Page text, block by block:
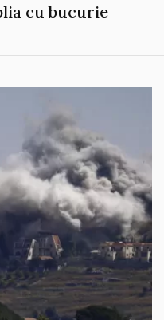
cu bucurie